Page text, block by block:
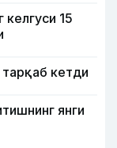
келгуси 15
кетди
янги